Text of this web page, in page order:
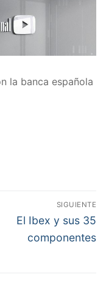
la banca española
SIGUIENTE
Entrada
siguiente:
El Ibex y sus 35
componentes